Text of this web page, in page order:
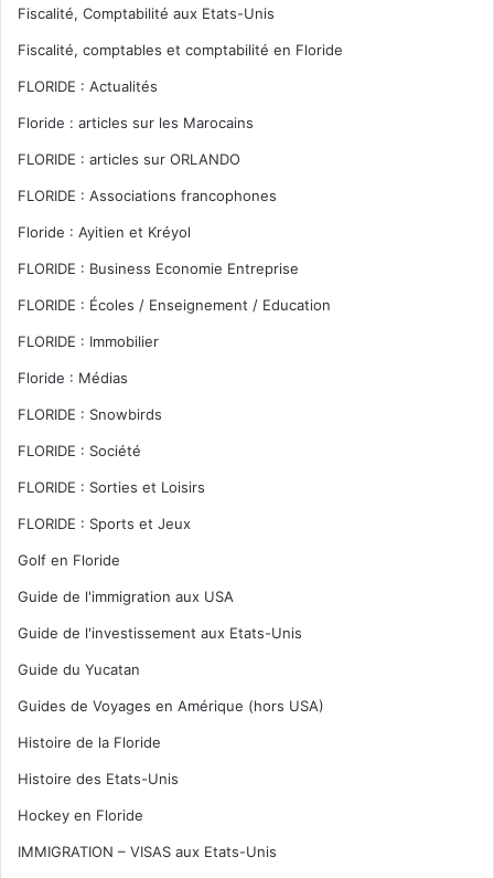
Fiscalité, Comptabilité aux Etats-Unis
Fiscalité, comptables et comptabilité en Floride
FLORIDE : Actualités
Floride : articles sur les Marocains
FLORIDE : articles sur ORLANDO
FLORIDE : Associations francophones
Floride : Ayitien et Kréyol
FLORIDE : Business Economie Entreprise
FLORIDE : Écoles / Enseignement / Education
FLORIDE : Immobilier
Floride : Médias
FLORIDE : Snowbirds
FLORIDE : Société
FLORIDE : Sorties et Loisirs
FLORIDE : Sports et Jeux
Golf en Floride
Guide de l'immigration aux USA
Guide de l'investissement aux Etats-Unis
Guide du Yucatan
Guides de Voyages en Amérique (hors USA)
Histoire de la Floride
Histoire des Etats-Unis
Hockey en Floride
IMMIGRATION – VISAS aux Etats-Unis